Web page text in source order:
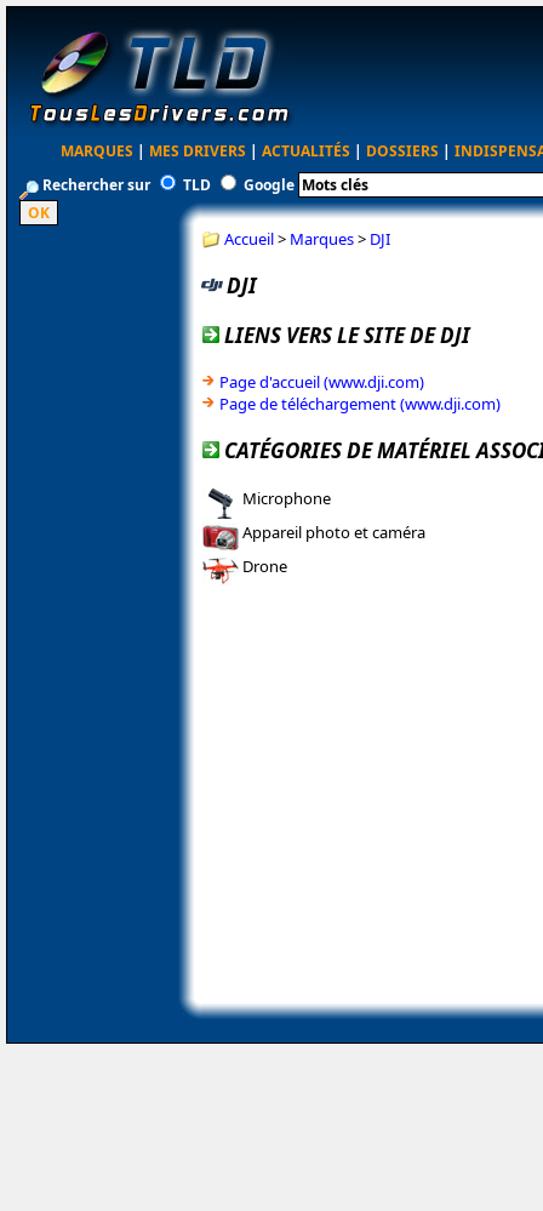
MARQUES | MES DRIVERS | ACTUALITÉS | DOSSIERS |
Rechercher sur
TLD Google
Accueil> Marques> DJI
DJI
LIENS VERS LE SITE DE DJI
Page d'accueil (www.dji.com)
Page de téléchargement (www.dji.com)
CATÉGORIES DE MATÉRIEL
Microphone
Appareil photo et caméra
Drone